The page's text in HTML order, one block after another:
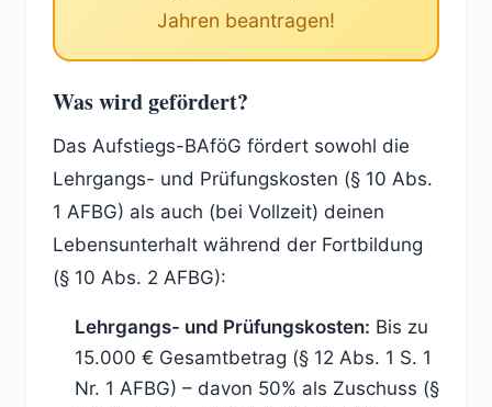
Jahren beantragen!
Was wird gefördert?
Das Aufstiegs-BAföG fördert sowohl die
Lehrgangs- und Prüfungskosten (§ 10 Abs.
1 AFBG) als auch (bei Vollzeit) deinen
Lebensunterhalt während der Fortbildung
(§ 10 Abs. 2 AFBG):
Lehrgangs- und Prüfungskosten: Bis zu
15.000 € Gesamtbetrag (§ 12 Abs. 1 S. 1
Nr. 1 AFBG) – davon 50% als Zuschuss (§